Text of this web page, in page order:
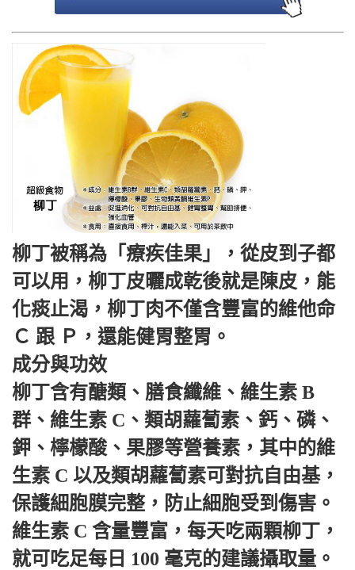
柳丁被稱為「療疾佳果」，從皮到子都
可以用，柳丁皮曬成乾後就是陳皮，能
化痰止渴，柳丁肉不僅含豐富的維他命
Ｃ 跟 Ｐ，還能健胃整胃。
成分與功效
柳丁含有醣類、膳食纖維、維生素 B
群、維生素 C、類胡蘿蔔素、鈣、磷、
鉀、檸檬酸、果膠等營養素，其中的維
生素 C 以及類胡蘿蔔素可對抗自由基，
保護細胞膜完整，防止細胞受到傷害。
維生素 C 含量豐富，每天吃兩顆柳丁，
就可吃足每日 100 毫克的建議攝取量。